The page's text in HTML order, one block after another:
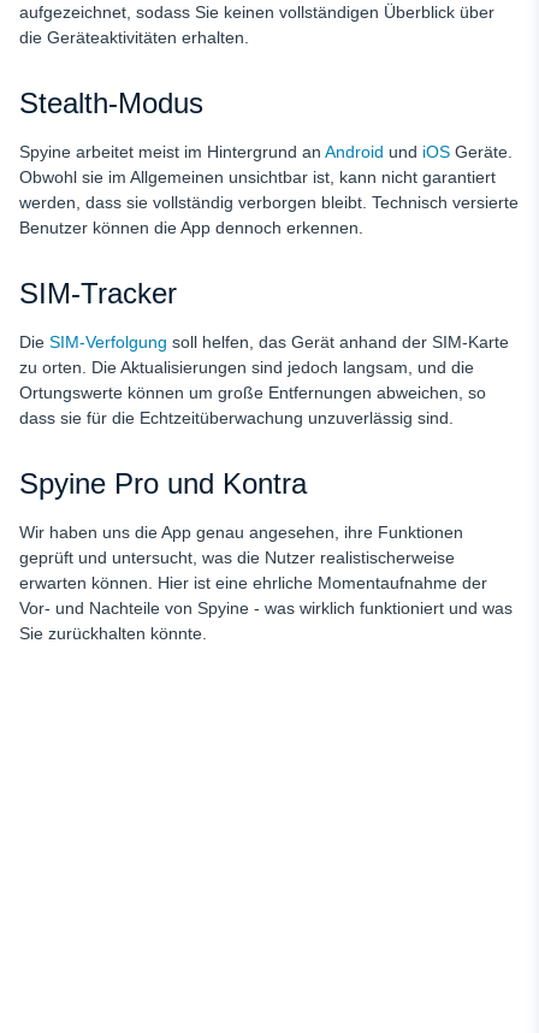
aufgezeichnet, sodass Sie keinen vollständigen Überblick über
die Geräteaktivitäten erhalten.
Stealth-Modus
Spyine arbeitet meist im Hintergrund an Android und iOS Geräte.
Obwohl sie im Allgemeinen unsichtbar ist, kann nicht garantiert
werden, dass sie vollständig verborgen bleibt. Technisch versierte
Benutzer können die App dennoch erkennen.
SIM-Tracker
Die SIM-Verfolgung soll helfen, das Gerät anhand der SIM-Karte
zu orten. Die Aktualisierungen sind jedoch langsam, und die
Ortungswerte können um große Entfernungen abweichen, so
dass sie für die Echtzeitüberwachung unzuverlässig sind.
Spyine Pro und Kontra
Wir haben uns die App genau angesehen, ihre Funktionen
geprüft und untersucht, was die Nutzer realistischerweise
erwarten können. Hier ist eine ehrliche Momentaufnahme der
Vor- und Nachteile von Spyine - was wirklich funktioniert und was
Sie zurückhalten könnte.